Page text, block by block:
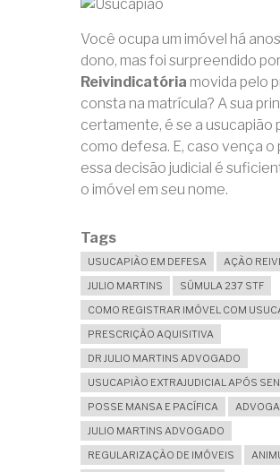
Você ocupa um imóvel há
dono, mas foi surpreendido
Reivindicatória movida pelo
consta na matrícula? A sua
certamente, é se a usucapião
como defesa. E, caso vença o
essa decisão judicial é
o imóvel em seu nome.
Tags
USUCAPIÃO EM DEFESA
AÇÃO
JULIO MARTINS
SÚMULA 237 STF
COMO REGISTRAR IMÓVEL COM
PRESCRIÇÃO AQUISITIVA
DR JULIO MARTINS ADVOGADO
USUCAPIÃO EXTRAJUDICIAL APÓS
POSSE MANSA E PACÍFICA
JULIO MARTINS ADVOGADO
REGULARIZAÇÃO DE IMÓVEIS